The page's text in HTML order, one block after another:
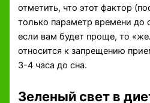
отметить, что этот фактор
только параметр времени до
если вам будет проще, то
относится к запрещению
3-4 часа до сна.
Зеленый свет в